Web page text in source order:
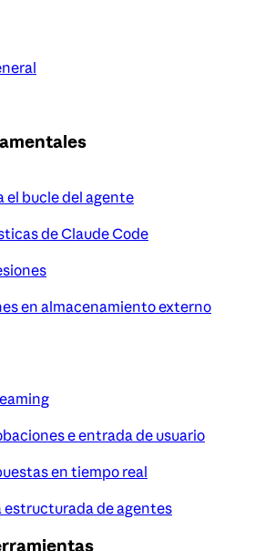
el bucle del agente
de Claude Code
en almacenamiento externo
e entrada de usuario
en tiempo real
estructurada de agentes